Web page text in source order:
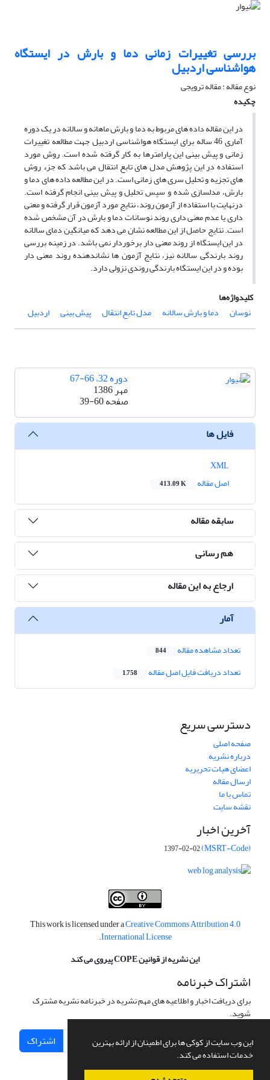
این وب سایت از کوکی ها برای اطمینان از ارائه بهترین
خدمات استفاده می کند.
بررسی تغییرات زمانی دما و بارش در ایستگاه
هواشناسی اردبیل
نوع مقاله : مقاله ترویجی
چکیده
در این مقاله داده های مربوط به دما و بارش ماهانه و سالانه در یک دوره
آماری 46 ساله برای ایستگاه هواشناسی اردبیل جهت مطالعه تغییرات
زمانی و پیش بینی این پارامترها به کار گرفته شده است. روش مورد
استفاده در این پژوهش مدل های تابع انتقال می باشد که جزء روش
های تجزیه و تحلیل سری های زمانی است. در این مطالعه داده های دما و
بارش، مدلسازی شده و سپس تحلیل و پیش بینی انجام گرفته است.
درنهایت با استفاده از آزمون روند، نتایج مورد آزمون قرار گرفته و معنی
داری یا عدم معنی داری روند نوسانات دما و بارش در آن مشخص شده
است. نتایج حاصل از این مطالعه نشان می دهد که میانگین دمای سالانه
در این ایستگاه از روند معنی دار برخوردار نمی باشد. در زمینه بررسی
روند بارندگی سالانه نیز، نتایج آزمون ها نشاندهنده روند معنی دار
بوده و در این ایستگاه بارندگی روندی نزولی دارد.
کلیدواژه‌ها
نوسان
دما و بارش سالانه مدل تابع انتقال پیش بینی اردبیل
دوره 32، 66-67
مهر 1386
صفحه39-60
فایل ها
اصل مقاله
413.09 K
سابقه مقاله
هم رسانی
ارجاع به این مقاله
آمار
تعداد مشاهده مقاله 844
تعداد دریافت فایل اصل مقاله 1,758
دسترسی سریع
صفحه اصلی
درباره نشریه
اعضای هیات تحریریه
ارسال مقاله
تماس با ما
نقشه سایت
آخرین اخبار
(MSRT-Code)
1397-02-02
This work is licensed under aCreative Commons Attribution 4.0
International License
.
این نشریه از قوانین COPE پیروی می کند
اشتراک خبرنامه
برای دریافت اخبار و اطلاعیه های مهم نشریه در خبرنامه نشریه مشترک
شوید.
اشتراک